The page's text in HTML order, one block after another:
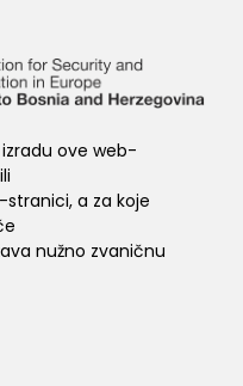
izradu ove web-
a za koje
nužno zvaničnu